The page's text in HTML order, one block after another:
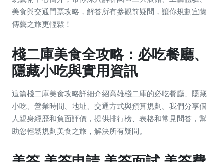
美食與交通門票攻略，解答所有參觀前疑問，讓你規劃宜蘭
傳藝之旅更輕鬆！
棧二庫美食全攻略：必吃餐廳、
隱藏小吃與實用資訊
這篇棧二庫美食攻略詳細介紹高雄棧二庫的必吃餐廳、隱藏
小吃、營業時間、地址、交通方式與預算規劃。我們分享個
人親身經歷和負面評價，提供排行榜、表格和常見問答，幫
助您輕鬆規劃美食之旅，解決所有疑問。